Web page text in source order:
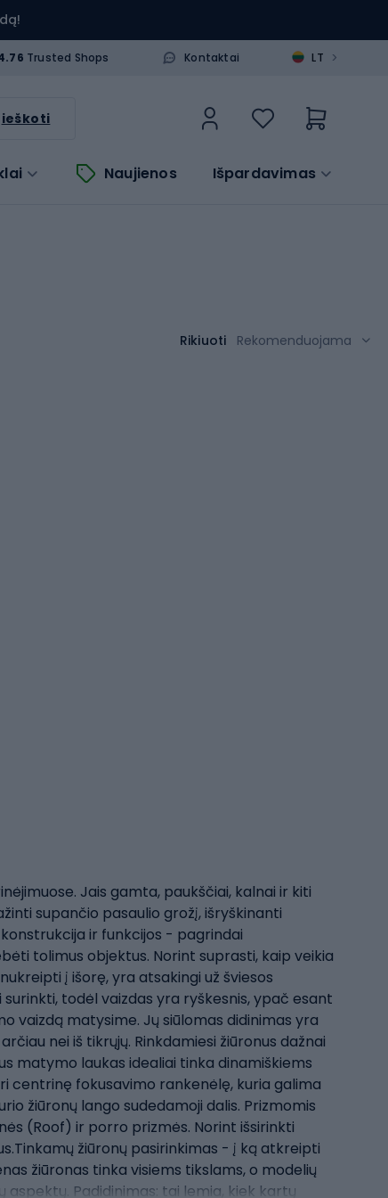
Trusted Shops Kontaktai LT >
ieškoti
Naujienos Išpardavimas
Rikiuoti Rekomenduojama
Jais gamta, paukščiai, kalnai ir kiti
supančio pasaulio grožį, išryškinanti
ir funkcijos - pagrindai
tolimus objektus. Norint suprasti, kaip veikia
į išorę, yra atsakingi už šviesos
todėl vaizdas yra ryškesnis, ypač esant
vaizdą matysime. Jų siūlomas didinimas yra
nei iš tikrųjų. Rinkdamiesi žiūronus dažnai
matymo laukas idealiai tinka dinamiškiems
centrinę fokusavimo rankenėlę, kuria galima
žiūronų lango sudedamoji dalis. Prizmomis
(Roof) ir porro prizmės. Norint išsirinkti
žiūronų pasirinkimas - į ką atkreipti
žiūronas tinka visiems tikslams, o modelių
Padidinimas: tai lemia, kiek kartų